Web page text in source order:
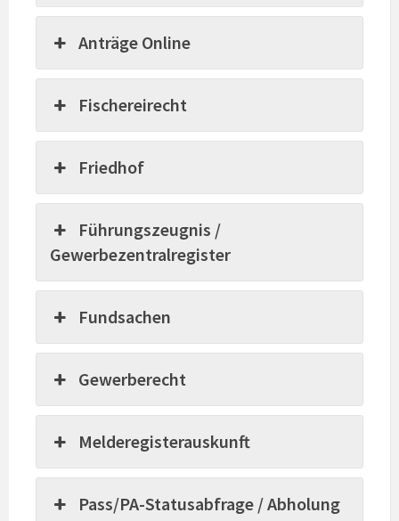
Anträge Online
Fischereirecht
Friedhof
Führungszeugnis /
Gewerbezentralregister
Fundsachen
Gewerberecht
Melderegisterauskunft
Pass/PA-Statusabfrage / Abholung